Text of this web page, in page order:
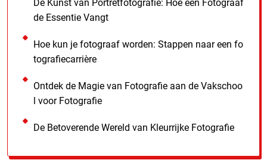
De Kunst van Portretfotografie: Hoe een Fotograaf
de Essentie Vangt
Hoe kun je fotograaf worden: Stappen naar een fo
tografiecarrière
Ontdek de Magie van Fotografie aan de Vakschoo
l voor Fotografie
De Betoverende Wereld van Kleurrijke Fotografie